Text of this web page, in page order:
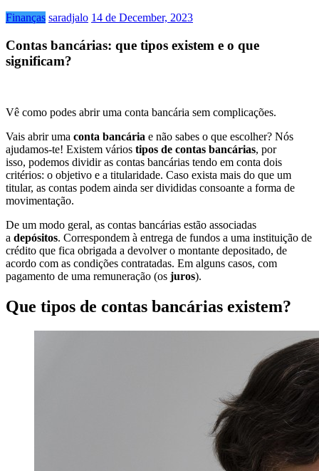
Finanças saradjalo 14 de December, 2023
Contas bancárias: que tipos existem e o que
significam?
Vê como podes abrir uma conta bancária sem complicações.
Vais abrir uma conta bancária e não sabes o que escolher? Nós
ajudamos-te! Existem vários tipos de contas bancárias, por
isso, podemos dividir as contas bancárias tendo em conta dois
critérios: o objetivo e a titularidade. Caso exista mais do que um
titular, as contas podem ainda ser divididas consoante a forma de
movimentação.
De um modo geral, as contas bancárias estão associadas
a depósitos. Correspondem à entrega de fundos a uma instituição de
crédito que fica obrigada a devolver o montante depositado, de
acordo com as condições contratadas. Em alguns casos, com
pagamento de uma remuneração (os juros).
Que tipos de contas bancárias existem?